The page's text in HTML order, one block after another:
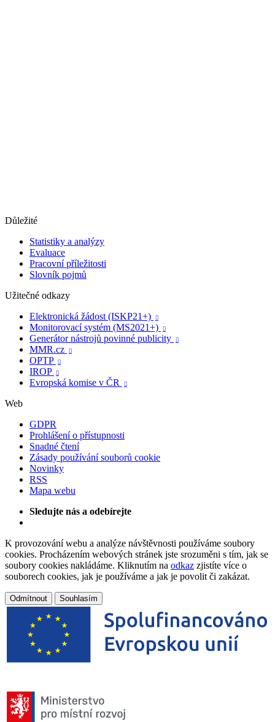
Důležité
Statistiky a analýzy
Evaluace
Pracovní příležitosti
Slovník pojmů
Užitečné odkazy
Elektronická žádost (ISKP21+)

Monitorovací systém (MS2021+) 
Generátor nástrojů povinné publicity 
MMR.cz 
OPTP 
IROP 
Evropská komise v ČR 
Web
GDPR
Prohlášení o přístupnosti
Snadné čtení
Zásady používání souborů cookie
Novinky
RSS
Mapa webu
Sledujte nás a odebírejte
K provozování webu a analýze návštěvnosti používáme soubory
cookies. Procházením webových stránek jste srozuměni s tím, jak se
soubory cookies nakládáme. Kliknutím na odkaz zjistíte více o
souborech cookies, jak je používáme a jak je povolit či zakázat.
Odmítnout Souhlasím